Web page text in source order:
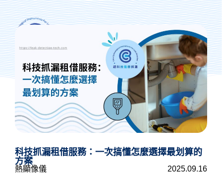
抓漏專人諮詢
科技抓漏租借服務：一次搞懂怎麼選擇最划算的
方案
熱顯像儀 2025.09.16